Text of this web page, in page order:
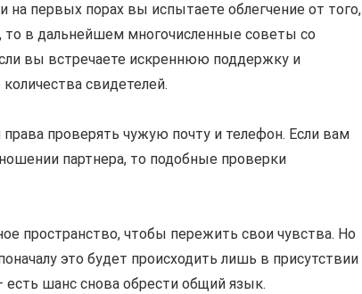
на первых порах вы испытаете облегчение от того,
в дальнейшем многочисленные советы со
вы встречаете искреннюю поддержку и
свидетелей.
проверять чужую почту и телефон. Если вам
партнера, то подобные проверки
пространство, чтобы пережить свои чувства. Но
это будет происходить лишь в присутствии
есть шанс снова обрести общий язык.